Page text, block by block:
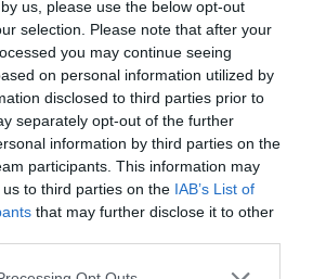
us, please use the below opt-out
selection. Please note that after your
you may continue seeing
on personal information utilized by
disclosed to third parties prior to
separately opt-out of the further
information by third parties on the
participants. This information may
to third parties on the IAB’s List of
that may further disclose it to other